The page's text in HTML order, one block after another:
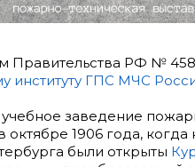
Правительства РФ № 458
институту ГПС МЧС
заведение
октябре 1906 года,
были открыты